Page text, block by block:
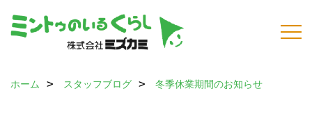
ホーム スタッフブログ 冬季休業期間のお知らせ